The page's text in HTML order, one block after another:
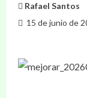
Rafael Santos
15 de junio de